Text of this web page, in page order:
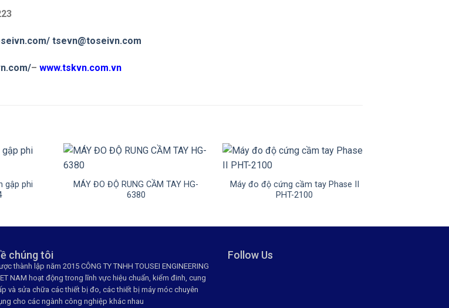
tsevn@toseivn.com
– www.tskvn.com.vn
gập phi
+
MÁY ĐO ĐỘ RUNG CẦM TAY HG-
6380
+
Máy đo độ cứng cầm tay Phase II
PHT-2100
chúng tôi
thành lập năm 2015 CÔNG TY TNHH TOUSEI ENGINEERING
NAM hoạt động trong lĩnh vực hiệu chuẩn, kiểm đinh, cung
và sửa chữa các thiết bị đo, các thiết bị máy móc chuyên
cho các ngành công nghiệp khác nhau
Follow Us